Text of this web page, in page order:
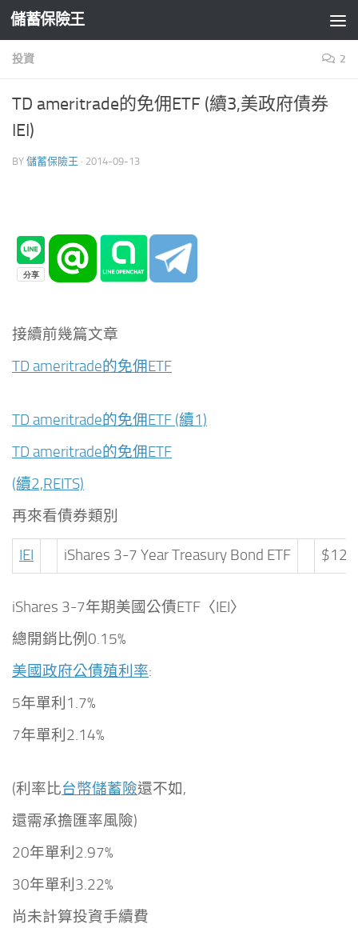
Skip to content
儲蓄保險王
投資 2
TD ameritrade的免佣ETF (續3,美政府債券
IEI)
BY 儲蓄保險王 · 2014-09-13
接續前幾篇文章
TD ameritrade的免佣ETF
TD ameritrade的免佣ETF (續1)
TD ameritrade的免佣ETF
(續2,REITS)
再來看債券類別
IEI iShares 3-7 Year Treasury Bond ETF
iShares 3-7年期美國公債ETF〈IEI〉
總開銷比例0.15%
美國政府公債殖利率:
5年單利1.7%
7年單利2.14%
(利率比台幣儲蓄險還不如,
還需承擔匯率風險)
20年單利2.97%
30年單利3.22%
尚未計算投資手續費